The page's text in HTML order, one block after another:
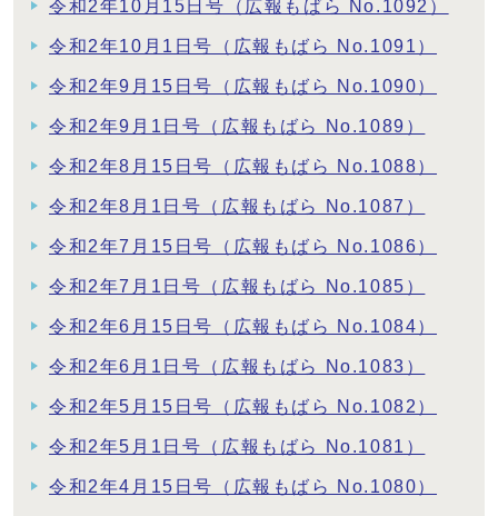
令和2年10月15日号（広報もばら No.1092）
令和2年10月1日号（広報もばら No.1091）
令和2年9月15日号（広報もばら No.1090）
令和2年9月1日号（広報もばら No.1089）
令和2年8月15日号（広報もばら No.1088）
令和2年8月1日号（広報もばら No.1087）
令和2年7月15日号（広報もばら No.1086）
令和2年7月1日号（広報もばら No.1085）
令和2年6月15日号（広報もばら No.1084）
令和2年6月1日号（広報もばら No.1083）
令和2年5月15日号（広報もばら No.1082）
令和2年5月1日号（広報もばら No.1081）
令和2年4月15日号（広報もばら No.1080）